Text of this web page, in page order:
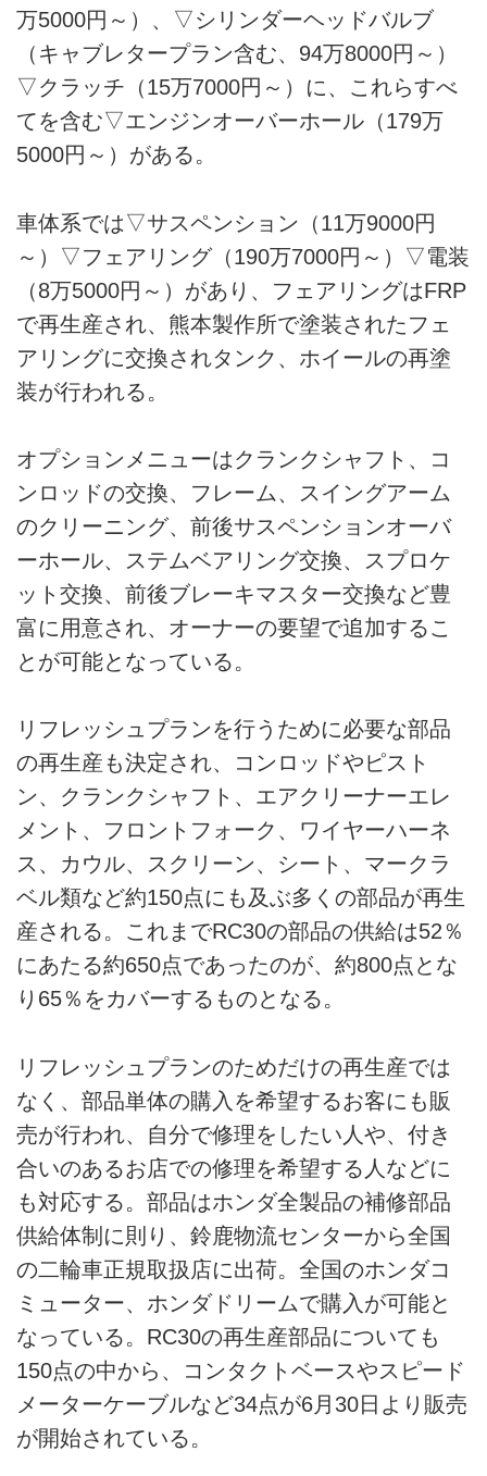
万5000円～）、▽シリンダーヘッドバルブ
（キャブレタープラン含む、94万8000円～）
▽クラッチ（15万7000円～）に、これらすべ
てを含む▽エンジンオーバーホール（179万
5000円～）がある。
車体系では▽サスペンション（11万9000円
～）▽フェアリング（190万7000円～）▽電装
（8万5000円～）があり、フェアリングはFRP
で再生産され、熊本製作所で塗装されたフェ
アリングに交換されタンク、ホイールの再塗
装が行われる。
オプションメニューはクランクシャフト、コ
ンロッドの交換、フレーム、スイングアーム
のクリーニング、前後サスペンションオーバ
ーホール、ステムベアリング交換、スプロケ
ット交換、前後ブレーキマスター交換など豊
富に用意され、オーナーの要望で追加するこ
とが可能となっている。
リフレッシュプランを行うために必要な部品
の再生産も決定され、コンロッドやピスト
ン、クランクシャフト、エアクリーナーエレ
メント、フロントフォーク、ワイヤーハーネ
ス、カウル、スクリーン、シート、マークラ
ベル類など約150点にも及ぶ多くの部品が再生
産される。これまでRC30の部品の供給は52％
にあたる約650点であったのが、約800点とな
り65％をカバーするものとなる。
リフレッシュプランのためだけの再生産では
なく、部品単体の購入を希望するお客にも販
売が行われ、自分で修理をしたい人や、付き
合いのあるお店での修理を希望する人などに
も対応する。部品はホンダ全製品の補修部品
供給体制に則り、鈴鹿物流センターから全国
の二輪車正規取扱店に出荷。全国のホンダコ
ミューター、ホンダドリームで購入が可能と
なっている。RC30の再生産部品についても
150点の中から、コンタクトベースやスピード
メーターケーブルなど34点が6月30日より販売
が開始されている。